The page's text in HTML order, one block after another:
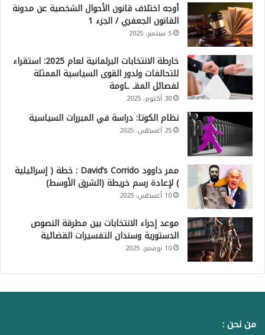
أوجه اختلاف قانون الأحوال الشخصية عن مدونة
القانون الجعفري / الجزء 1
5 سبتمبر، 2025
خارطة الانتخابات البرلمانية لعام 2025: استقراء
للتحالفات ولدور القوى السياسية الممثلة
لفصائل المقـ ـاومة
30 أكتوبر، 2025
نظام الكوتا: دراسة في المبررات السياسية
25 أغسطس، 2025
ممر داوود David’s Corrido : خطة ( إسرائيلية
) لإعادة رسم خريطة (الشرق الأوسط)
10 أغسطس، 2025
موعد إجراء الانتخابات بين مطرقة النصوص
الدستورية وسندان التفسيرات القضائية
10 نوفمبر، 2025
من نحن :